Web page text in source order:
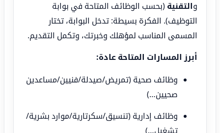
والتقنية (بحسب الوظائف المتاحة في بوابة
التوظيف). الفكرة بسيطة: تدخل البوابة، تختار
المسمى المناسب لمؤهلك وخبرتك، وتكمل التقديم.
أبرز المسارات المتاحة عادة:
وظائف صحية (تمريض/صيدلة/فنيين/مساعدين
صحيين…)
وظائف إدارية (تنسيق/سكرتارية/موارد بشرية/
تشغيل…)